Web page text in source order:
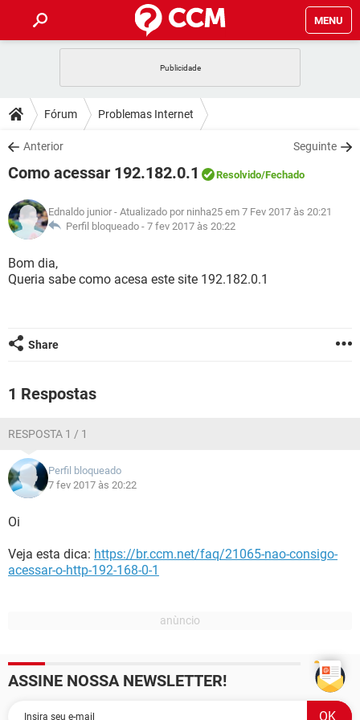
MENU
CELULAR FACEBOOK
OUTLOOK
INSTAGRAM GMAIL
GUIA DE COMPRAS
DICAS
JOGOS WHATSAPP
INSTAGRAM GMAIL
GUIA DE COMPRAS
DOWNLOADS
JOGOS WHATSAPP
CELULAR
OUTLOOK EXCEL
INSTAGRAM
GUIA DE COMPRAS
JOGOS WHATSAPP
CELULAR
OUTLOOK
GLOSSÁRIO
JOGOS
CELULAR FACEBOOK
INSTAGRAM
Fórum Problemas Internet
Anterior Seguinte
Como acessar 192.182.0.1 Resolvido/Fechado
Ednaldo junior - Atualizado por ninha25 em 7 Fev 2017 às 20:21
Perfil bloqueado - 7 fev 2017 às 20:22
Bom dia,
Queria sabe como acesa este site 192.182.0.1
Share
1 Respostas
RESPOSTA 1 / 1
Perfil bloqueado
7 fev 2017 às 20:22
Oi
Veja esta dica: https://br.ccm.net/faq/21065-nao-consigo-
acessar-o-http-192-168-0-1
ASSINE NOSSA NEWSLETTER!